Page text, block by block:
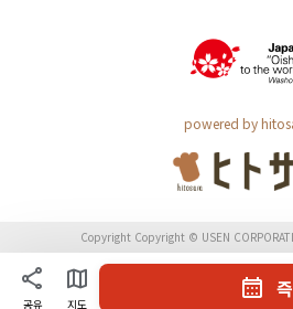
공유 지도
powered by
Copyright Copyright © USEN